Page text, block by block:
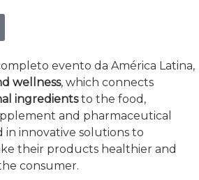
evento da América Latina,
wellness, which connects
ingredientsto the food,
and pharmaceutical
in innovative solutions to
their products healthier and
consumer.